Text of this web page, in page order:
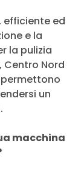
efficiente ed
e la
la pulizia
Centro Nord
un
macchina